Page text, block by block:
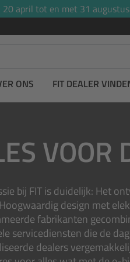
20 april tot en met 31
ONS FIT DEALER
VOOR
bij FIT is duidelijk: Het
design met
fabrikanten
servicediensten die de
dealers